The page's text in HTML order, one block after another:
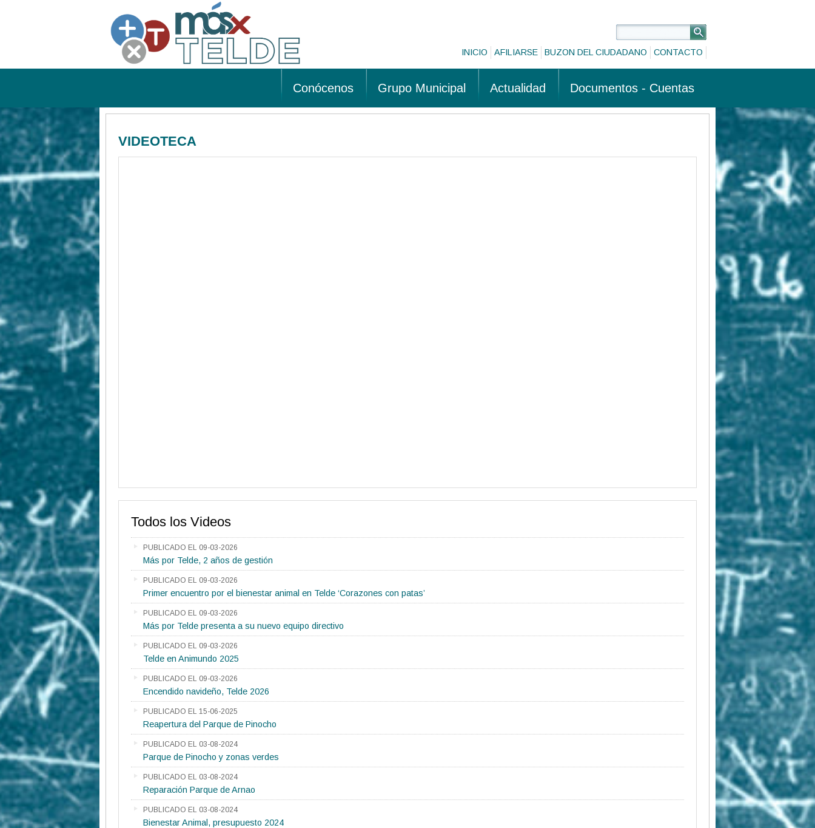
CONTACTO
BUZON DEL CIUDADANO
AFILIARSE
INICIO
Documentos - Cuentas
Actualidad
Grupo Municipal
Conócenos
VIDEOTECA
Todos los Videos
PUBLICADO EL 09-03-2026
Más por Telde, 2 años de gestión
PUBLICADO EL 09-03-2026
Primer encuentro por el bienestar animal en Telde ‘Corazones con patas’
PUBLICADO EL 09-03-2026
Más por Telde presenta a su nuevo equipo directivo
PUBLICADO EL 09-03-2026
Telde en Animundo 2025
PUBLICADO EL 09-03-2026
Encendido navideño, Telde 2026
PUBLICADO EL 15-06-2025
Reapertura del Parque de Pinocho
PUBLICADO EL 03-08-2024
Parque de Pinocho y zonas verdes
PUBLICADO EL 03-08-2024
Reparación Parque de Arnao
PUBLICADO EL 03-08-2024
Bienestar Animal, presupuesto 2024